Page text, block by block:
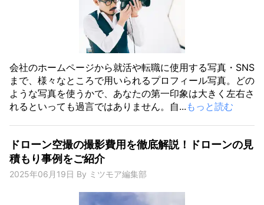
会社のホームページから就活や転職に使用する写真・SNS
まで、様々なところで用いられるプロフィール写真。どの
ような写真を使うかで、あなたの第一印象は大きく左右さ
れるといっても過言ではありません。自... もっと読む
ドローン空撮の撮影費用を徹底解説！ドローンの見
積もり事例をご紹介
2025年06月19日 By ミツモア編集部